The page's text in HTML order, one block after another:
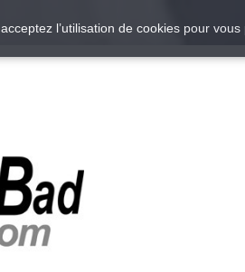
l’utilisation de cookies pour